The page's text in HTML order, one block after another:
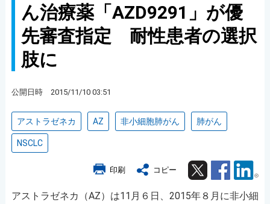
ん治療薬「AZD9291」が優
先審査指定 耐性患者の選択
肢に
公開日時 2015/11/10 03:51
アストラゼネカ AZ 非小細胞肺がん 肺がん
NSCLC
印刷 コピー Twitter Facebook
アストラゼネカ（AZ）は11月６日、2015年８月に非小細